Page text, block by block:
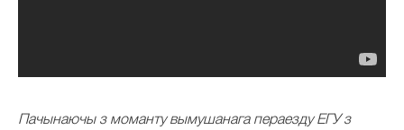
Пачынаючы з моманту вымушанага пераезду ЕГУ з